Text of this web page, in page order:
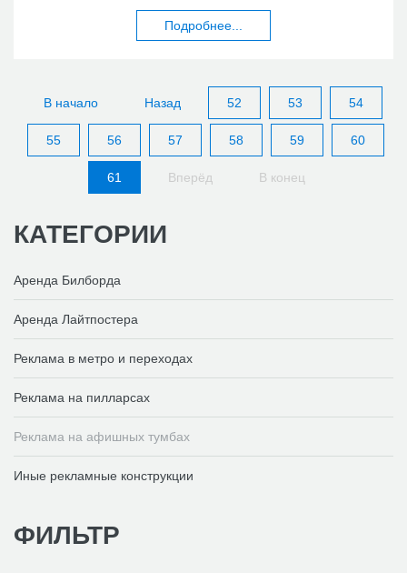
Подробнее...
В начало Назад 52 53 54
55 56 57 58 59 60
61 Вперёд В конец
КАТЕГОРИИ
Аренда Билборда
Аренда Лайтпостера
Реклама в метро и переходах
Реклама на пилларсах
Реклама на афишных тумбах
Иные рекламные конструкции
ФИЛЬТР